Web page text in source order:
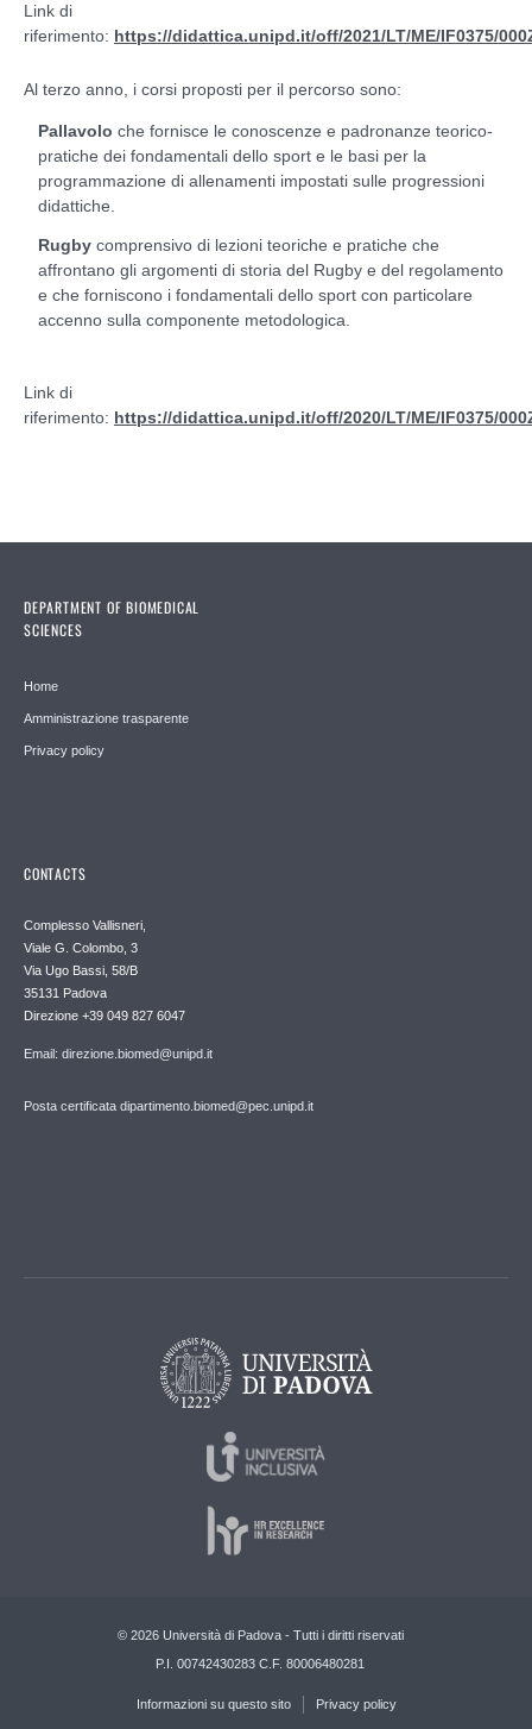
Link di
riferimento: https://didattica.unipd.it/off/2021/LT/ME/IF0375/
Al terzo anno, i corsi proposti per il percorso sono:
Pallavolo che fornisce le conoscenze e padronanze teorico-
pratiche dei fondamentali dello sport e le basi per la
programmazione di allenamenti impostati sulle progressioni
didattiche.
Rugby comprensivo di lezioni teoriche e pratiche che
affrontano gli argomenti di storia del Rugby e del regolamento
e che forniscono i fondamentali dello sport con particolare
accenno sulla componente metodologica.
Link di
riferimento: https://didattica.unipd.it/off/2020/LT/ME/IF0375/
DEPARTMENT OF BIOMEDICAL
SCIENCES
Home
Amministrazione trasparente
Privacy policy
CONTACTS
Complesso Vallisneri,
Viale G. Colombo, 3
Via Ugo Bassi, 58/B
35131 Padova
Direzione +39 049 827 6047
Email: direzione.biomed@unipd.it
Posta certificata dipartimento.biomed@pec.unipd.it
© 2026 Università di Padova - Tutti i diritti riservati
P.I. 00742430283 C.F. 80006480281
Informazioni su questo sito Privacy policy